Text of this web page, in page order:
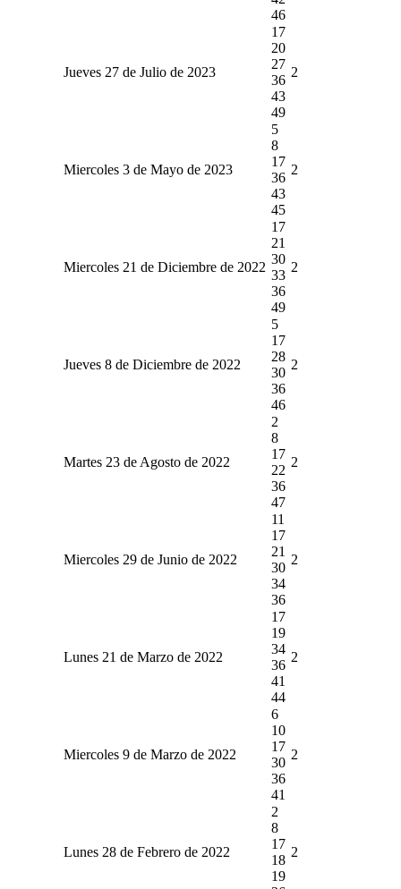
46
Jueves 27 de Julio de 2023
17
20
27
36
43
49
2
Miercoles 3 de Mayo de 2023
5
8
17
36
43
45
2
Miercoles 21 de Diciembre de 2022
17
21
30
33
36
49
2
Jueves 8 de Diciembre de 2022
5
17
28
30
36
46
2
Martes 23 de Agosto de 2022
2
8
17
22
36
47
2
Miercoles 29 de Junio de 2022
11
17
21
30
34
36
2
Lunes 21 de Marzo de 2022
17
19
34
36
41
44
2
Miercoles 9 de Marzo de 2022
6
10
17
30
36
41
2
Lunes 28 de Febrero de 2022
2
8
17
18
19
2